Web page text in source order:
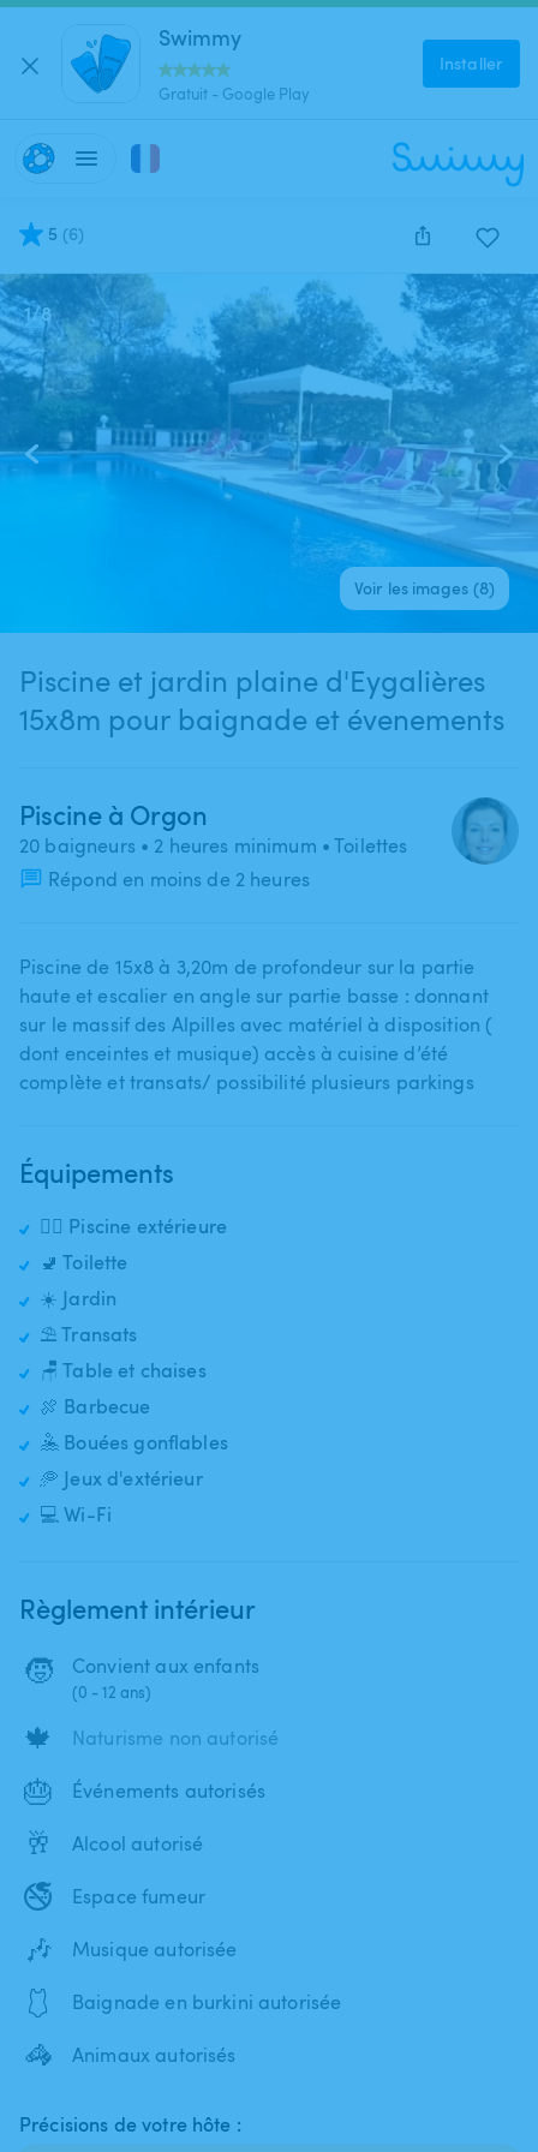
Swimmy
Gratuit - Google Play
Installer
5 (6)
1/8
Voir les images (8)
Piscine et jardin plaine d'Eygalières
15x8m pour baignade et évenements
Piscine à Orgon
20 baigneurs • 2 heures minimum • Toilettes
Répond en moins de 2 heures
Piscine de 15x8 à 3​,​20m de profondeur sur la partie
haute et escalier en angle sur partie basse : donnant
sur le massif des Alpilles avec matériel à disposition (
dont enceintes et musique) accès à cuisine d’été
complète et transats​/​ possibilité plusieurs parkings
Équipements
🏊‍♂️ Piscine extérieure
🚽 Toilette
☀️ Jardin
⛱️ Transats
🪑 Table et chaises
🍖 Barbecue
🤽 Bouées gonflables
🥏 Jeux d'extérieur
💻 Wi-Fi
Règlement intérieur
🧒 Convient aux enfants
(0 - 12 ans)
🍁 Naturisme non autorisé
🎂 Événements autorisés
🥂 Alcool autorisé
🚭 Espace fumeur
🎶 Musique autorisée
🩱 Baignade en burkini autorisée
🦓 Animaux autorisés
Précisions de votre hôte :